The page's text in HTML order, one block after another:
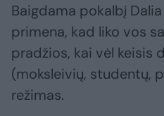
Baigdama pokalbį
primena, kad liko vos
pradžios, kai vėl keisis
(moksleivių, studentų,
režimas.